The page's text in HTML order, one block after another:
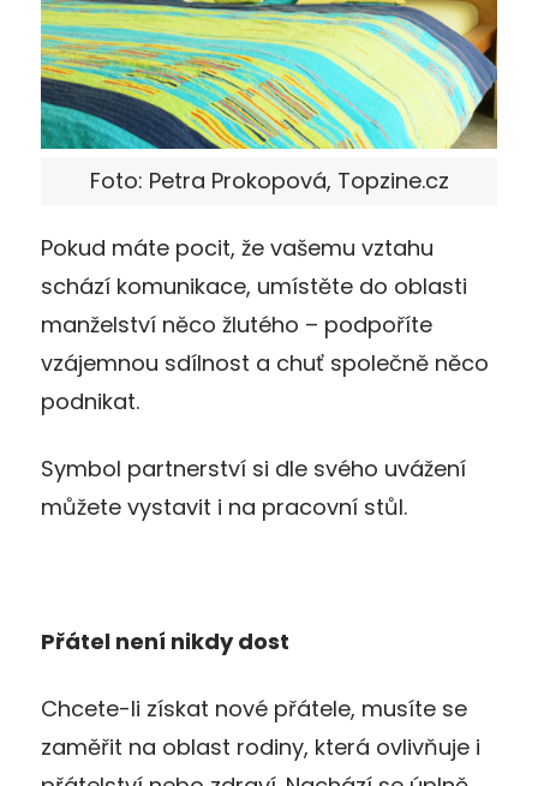
Foto: Petra Prokopová, Topzine.cz
Pokud máte pocit, že vašemu vztahu
schází komunikace, umístěte do oblasti
manželství něco žlutého – podpoříte
vzájemnou sdílnost a chuť společně něco
podnikat.
Symbol partnerství si dle svého uvážení
můžete vystavit i na pracovní stůl.
Přátel není nikdy dost
Chcete-li získat nové přátele, musíte se
zaměřit na oblast rodiny, která ovlivňuje i